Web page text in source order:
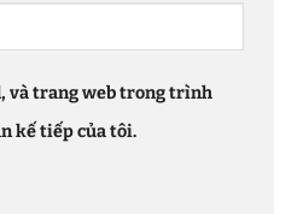
và trang web trong trình
kế tiếp của tôi.